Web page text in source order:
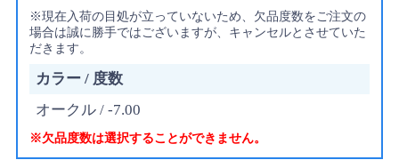
ご注文内容により上記と異なる場合があります。
配送方法のご指定はできません。
※現在入荷の目処が立っていないため、欠品度数をご注文の
場合は誠に勝手ではございますが、キャンセルとさせていた
だきます。
カラー / 度数
オークル / -7.00
※欠品度数は選択することができません。